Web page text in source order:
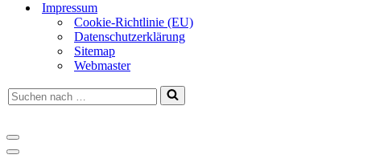
Impressum
Cookie-Richtlinie (EU)
Datenschutzerklärung
Sitemap
Webmaster
Suchen
nach …
Navigationsmenü
Navigationsmenü